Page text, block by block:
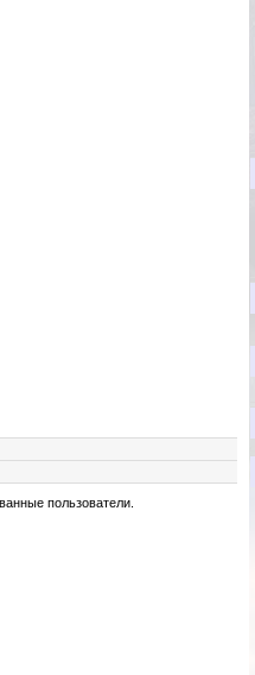
пользователи.